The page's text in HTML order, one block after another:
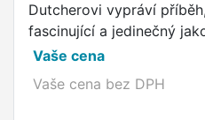
Dutcherovi vypráví
fascinující a jedinečný
Vaše cena
Vaše cena bez DPH